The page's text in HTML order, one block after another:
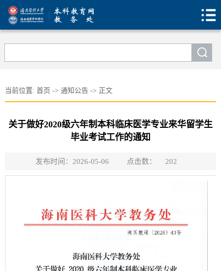
当前位置: 首页 -> 通知公告 -> 正文
关于做好2020级六年制本科临床医学专业来华留学生
毕业考试工作的通知
发布时间：2026-05-06 点击数： 202